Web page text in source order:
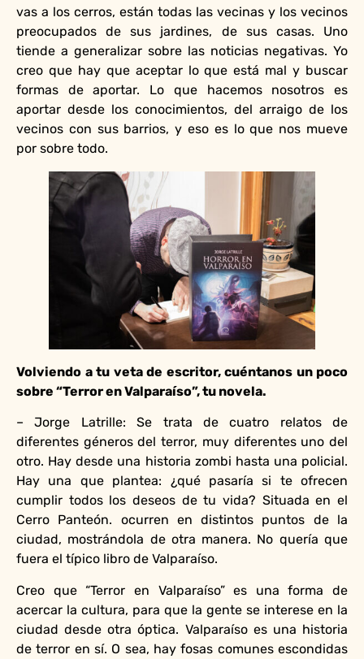
vas a los cerros, están todas las vecinas y los vecinos
preocupados de sus jardines, de sus casas. Uno
tiende a generalizar sobre las noticias negativas. Yo
creo que hay que aceptar lo que está mal y buscar
formas de aportar. Lo que hacemos nosotros es
aportar desde los conocimientos, del arraigo de los
vecinos con sus barrios, y eso es lo que nos mueve
por sobre todo.
Volviendo a tu veta de escritor, cuéntanos un poco
sobre “Terror en Valparaíso”, tu novela.
– Jorge Latrille: Se trata de cuatro relatos de
diferentes géneros del terror, muy diferentes uno del
otro. Hay desde una historia zombi hasta una policial.
Hay una que plantea: ¿qué pasaría si te ofrecen
cumplir todos los deseos de tu vida? Situada en el
Cerro Panteón. ocurren en distintos puntos de la
ciudad, mostrándola de otra manera. No quería que
fuera el típico libro de Valparaíso.
Creo que “Terror en Valparaíso” es una forma de
acercar la cultura, para que la gente se interese en la
ciudad desde otra óptica. Valparaíso es una historia
de terror en sí. O sea, hay fosas comunes escondidas